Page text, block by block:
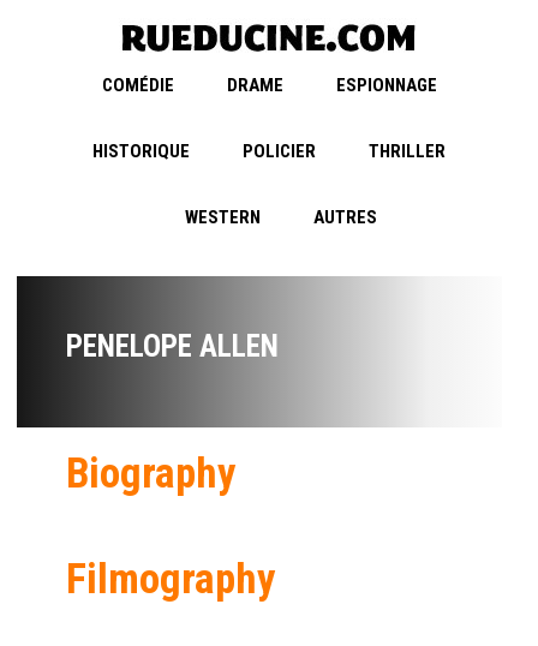
COMÉDIE DRAME ESPIONNAGE
HISTORIQUE POLICIER THRILLER
WESTERN AUTRES
PENELOPE ALLEN
Biography
Filmography